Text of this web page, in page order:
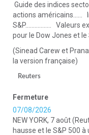
Guide des indices
actions américains......
S&P................. Valeurs
pour le Dow Jones et le
(Sinead Carew et
la version française)
Reuters
Fermeture
07/08/2026
NEW YORK, 7 août
hausse et le S&P 500